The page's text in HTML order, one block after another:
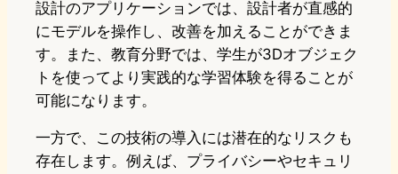
設計のアプリケーションでは、設計者が直感的
にモデルを操作し、改善を加えることができま
す。また、教育分野では、学生が3Dオブジェク
トを使ってより実践的な学習体験を得ることが
可能になります。
一方で、この技術の導入には潜在的なリスクも
存在します。例えば、プライバシーやセキュリ